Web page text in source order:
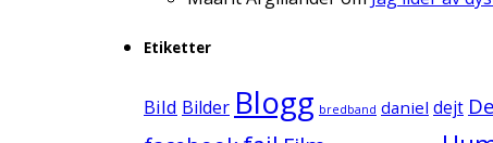
Etiketter
Bild Bilder Blogg bredband daniel dejt